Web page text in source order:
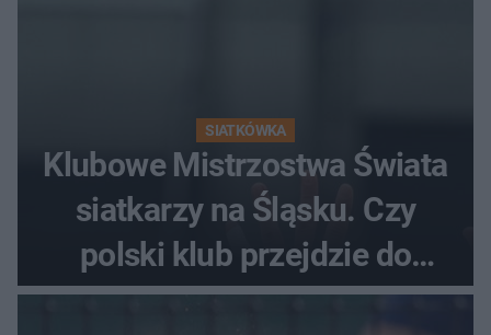
SIATKÓWKA
Klubowe Mistrzostwa Świata
siatkarzy na Śląsku. Czy
polski klub przejdzie do
historii